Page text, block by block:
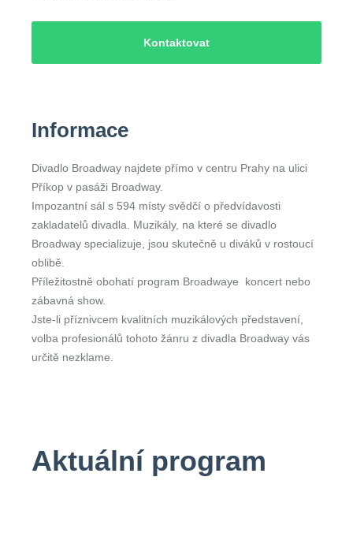
Kontaktovat
Informace
Divadlo Broadway najdete přímo v centru Prahy na ulici
Příkop v pasáži Broadway.
Impozantní sál s 594 místy svědčí o předvídavosti
zakladatelů divadla. Muzikály, na které se divadlo
Broadway specializuje, jsou skutečně u diváků v rostoucí
oblibě.
Příležitostně obohatí program Broadwaye koncert nebo
zábavná show.
Jste-li příznivcem kvalitních muzikálových představení,
volba profesionálů tohoto žánru z divadla Broadway vás
určitě nezklame.
Aktuální program